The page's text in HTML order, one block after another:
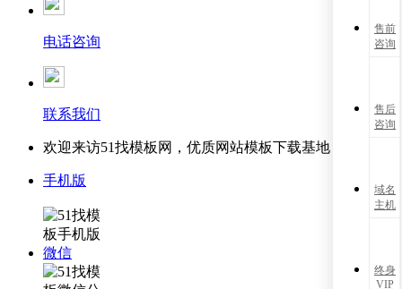
电话咨询
联系我们
欢迎来访51找模板网，优质网站模板下载基地！
手机版
微信
售前
咨询
售后
咨询
域名
主机
终身
VIP